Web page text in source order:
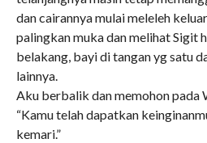
dan cairannya mulai meleleh
palingkan muka dan melihat Sigit
belakang, bayi di tangan yg satu
lainnya.
Aku berbalik dan memohon pada
“Kamu telah dapatkan
kemari.”